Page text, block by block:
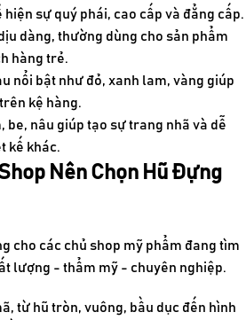
hiện sự quý phái, cao cấp và đẳng cấp.
dàng, thường dùng cho sản phẩm
hàng trẻ.
nổi bật như đỏ, xanh lam, vàng giúp
kệ hàng.
be, nâu giúp tạo sự trang nhã và dễ
kế khác.
Nên Chọn Hũ Đựng
cho các chủ shop mỹ phẩm đang tìm
lượng - thẩm mỹ - chuyên nghiệp.
từ hũ tròn, vuông, bầu dục đến hình